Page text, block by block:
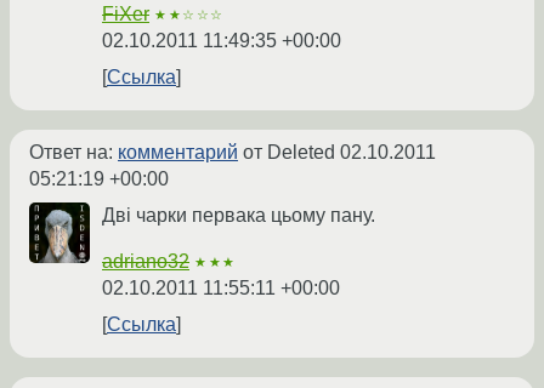
FiXer ★★☆☆☆
02.10.2011 11:49:35 +00:00
Ссылка
Ответ на: комментарий от Deleted 02.10.2011
05:21:19 +00:00
Дві чарки первака цьому пану.
adriano32 ★★★
02.10.2011 11:55:11 +00:00
Ссылка